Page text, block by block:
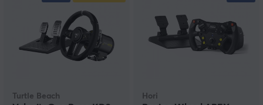
Turtle Beach Hori